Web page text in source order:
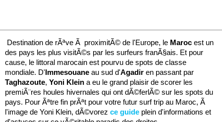
Destination de rÃªve Ã proximitÃ© de l'Europe, le Maroc est un
des pays les plus visitÃ©s par les surfeurs franÃ§ais. Et pour
cause, le littoral marocain est pourvu de spots de classe
mondiale. D'Immesouane au sud d'Agadir en passant par
Taghazoute, Yoni Klein a eu le grand plaisir de scorer les
premiÃ¨res houles hivernales qui ont dÃ©ferlÃ© sur les spots du
pays. Pour Ãªtre fin prÃªt pour votre futur surf trip au Maroc, Ã
l'image de Yoni Klein, dÃ©vorez ce guide plein d'informations et